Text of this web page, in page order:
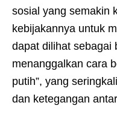
sosial yang semakin
kebijakannya untuk
dapat dilihat sebagai
menanggalkan cara
putih”, yang
dan ketegangan